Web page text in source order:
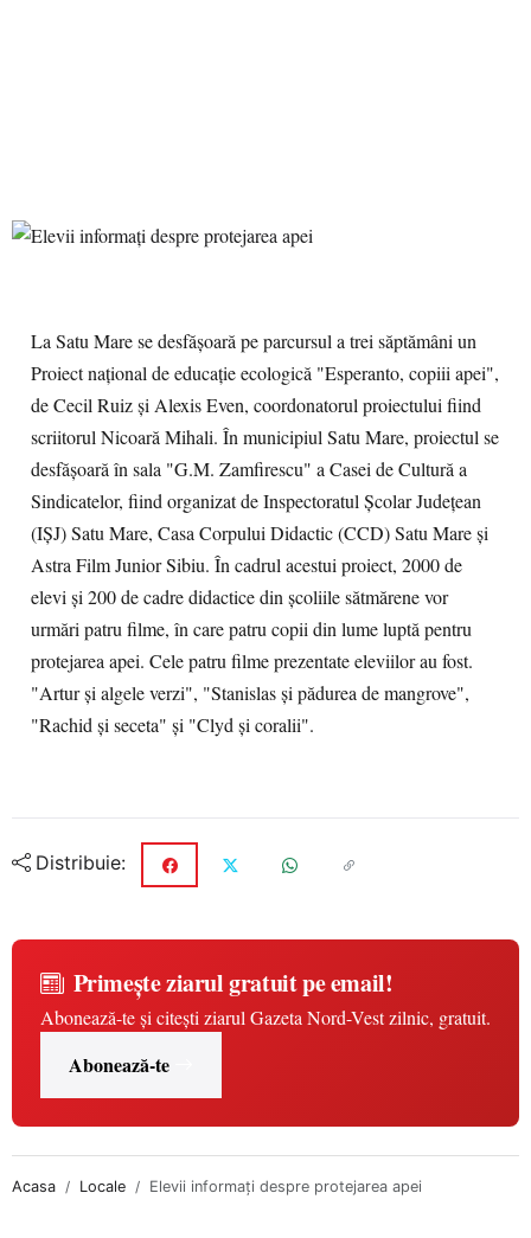
La Satu Mare se desfăşoară pe parcursul a trei săptămâni un
Proiect naţional de educaţie ecologică "Esperanto, copiii apei",
de Cecil Ruiz şi Alexis Even, coordonatorul proiectului fiind
scriitorul Nicoară Mihali. În municipiul Satu Mare, proiectul se
desfăşoară în sala "G.M. Zamfirescu" a Casei de Cultură a
Sindicatelor, fiind organizat de Inspectoratul Şcolar Judeţean
(IŞJ) Satu Mare, Casa Corpului Didactic (CCD) Satu Mare şi
Astra Film Junior Sibiu. În cadrul acestui proiect, 2000 de
elevi şi 200 de cadre didactice din şcoliile sătmărene vor
urmări patru filme, în care patru copii din lume luptă pentru
protejarea apei. Cele patru filme prezentate eleviilor au fost.
"Artur şi algele verzi", "Stanislas şi pădurea de mangrove",
"Rachid şi seceta" şi "Clyd şi coralii".
Distribuie:
Primește ziarul gratuit pe email!
Abonează-te și citești ziarul Gazeta Nord-Vest zilnic, gratuit.
Abonează-te
Acasa Locale Elevii informaţi despre protejarea apei